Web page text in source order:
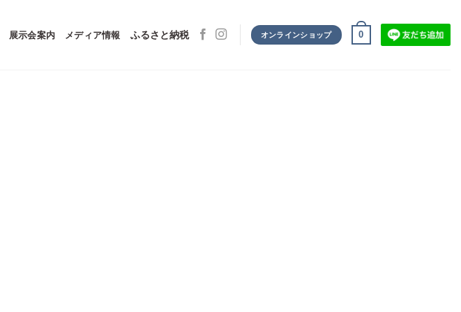
展示会案内 メディア情報 ふるさと納税 オンラインショップ 0